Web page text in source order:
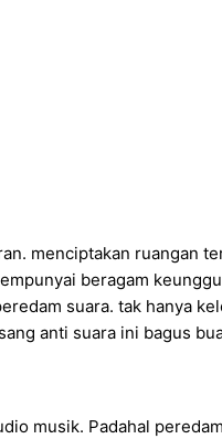
menciptakan ruangan
beragam
suara. tak hanya
anti suara ini bagus
musik. Padahal